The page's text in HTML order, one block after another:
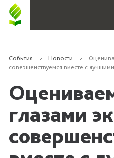
События Новости
совершенствуемся вместе с
глазами